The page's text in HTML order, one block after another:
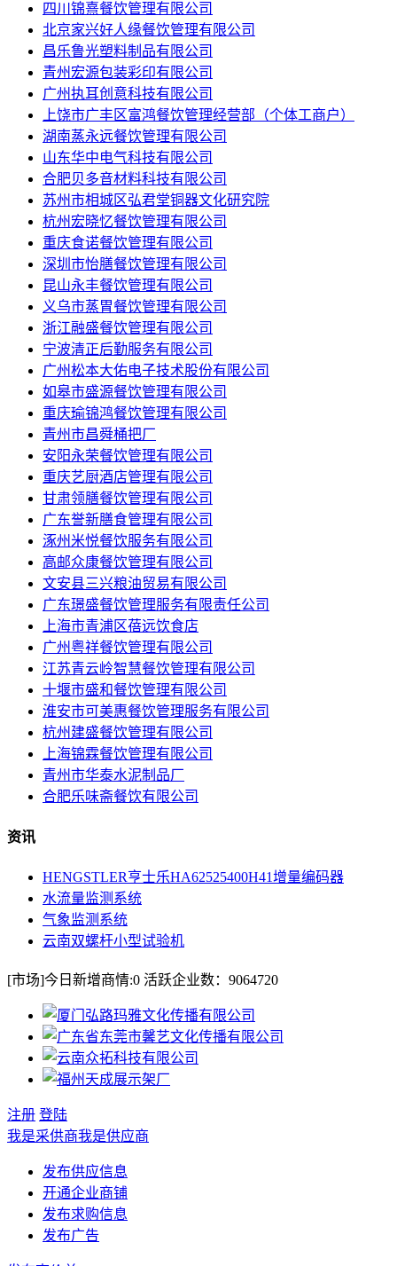
四川锦熹餐饮管理有限公司
北京家兴好人缘餐饮管理有限公司
昌乐鲁光塑料制品有限公司
青州宏源包装彩印有限公司
广州执耳创意科技有限公司
上饶市广丰区富鸿餐饮管理经营部（个体工商户）
湖南蒸永远餐饮管理有限公司
山东华中电气科技有限公司
合肥贝多音材料科技有限公司
苏州市相城区弘君堂铜器文化研究院
杭州宏晓忆餐饮管理有限公司
重庆食诺餐饮管理有限公司
深圳市怡膳餐饮管理有限公司
昆山永丰餐饮管理有限公司
义乌市蒸胃餐饮管理有限公司
浙江融盛餐饮管理有限公司
宁波清正后勤服务有限公司
广州松本大佑电子技术股份有限公司
如皋市盛源餐饮管理有限公司
重庆瑜锦鸿餐饮管理有限公司
青州市昌舜桶把厂
安阳永荣餐饮管理有限公司
重庆艺厨酒店管理有限公司
甘肃领膳餐饮管理有限公司
广东誉新膳食管理有限公司
涿州米悦餐饮服务有限公司
高邮众康餐饮管理有限公司
文安县三兴粮油贸易有限公司
广东璟盛餐饮管理服务有限责任公司
上海市青浦区蓓远饮食店
广州粤祥餐饮管理有限公司
江苏青云岭智慧餐饮管理有限公司
十堰市盛和餐饮管理有限公司
淮安市可美惠餐饮管理服务有限公司
杭州建盛餐饮管理有限公司
上海锦霖餐饮管理有限公司
青州市华泰水泥制品厂
合肥乐味斋餐饮有限公司
资讯
HENGSTLER亨士乐HA62525400H41增量编码器
水流量监测系统
气象监测系统
云南双螺杆小型试验机
[市场]今日新增商情:0 活跃企业数： 9064720
注册 登陆
我是采供商我是供应商
发布供应信息
开通企业商铺
发布求购信息
发布广告